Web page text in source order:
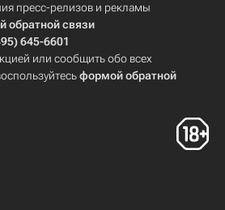
пресс-релизов и рекламы
обратной связи
645-6601
или сообщить обо всех
формой обратной